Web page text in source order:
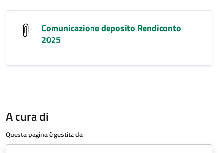
Comunicazione deposito Rendiconto
2025
A cura di
Questa pagina è gestita da